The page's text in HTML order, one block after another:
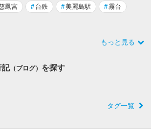
鳳宮 # 台鉄 #美麗島駅 #霧台
もっと見る
記（ブログ） を探す
タグ一覧